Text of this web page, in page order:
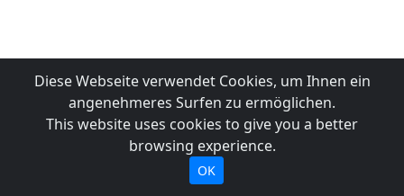
Diese Webseite verwendet Cookies, um Ihnen ein
angenehmeres Surfen zu ermöglichen.
This website uses cookies to give you a better
browsing experience.
OK